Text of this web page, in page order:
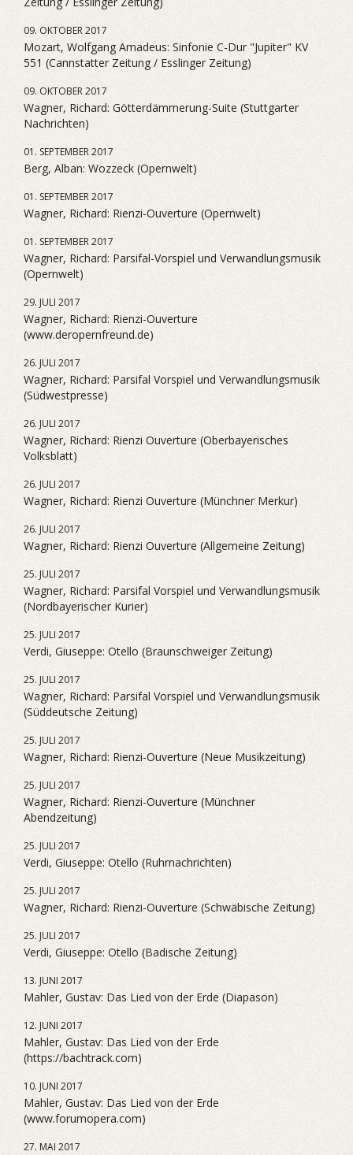
09. OKTOBER 2017
Mozart, Wolfgang Amadeus: Sinfonie C-Dur "Jupiter" KV
551 (Cannstatter Zeitung / Esslinger Zeitung)
09. OKTOBER 2017
Wagner, Richard: Götterdämmerung-Suite (Stuttgarter
Nachrichten)
01. SEPTEMBER 2017
Berg, Alban: Wozzeck (Opernwelt)
01. SEPTEMBER 2017
Wagner, Richard: Rienzi-Ouverture (Opernwelt)
01. SEPTEMBER 2017
Wagner, Richard: Parsifal-Vorspiel und Verwandlungsmusik
(Opernwelt)
29. JULI 2017
Wagner, Richard: Rienzi-Ouverture
(www.deropernfreund.de)
26. JULI 2017
Wagner, Richard: Parsifal Vorspiel und Verwandlungsmusik
(Südwestpresse)
26. JULI 2017
Wagner, Richard: Rienzi Ouverture (Oberbayerisches
Volksblatt)
26. JULI 2017
Wagner, Richard: Rienzi Ouverture (Münchner Merkur)
26. JULI 2017
Wagner, Richard: Rienzi Ouverture (Allgemeine Zeitung)
25. JULI 2017
Wagner, Richard: Parsifal Vorspiel und Verwandlungsmusik
(Nordbayerischer Kurier)
25. JULI 2017
Verdi, Giuseppe: Otello (Braunschweiger Zeitung)
25. JULI 2017
Wagner, Richard: Parsifal Vorspiel und Verwandlungsmusik
(Süddeutsche Zeitung)
25. JULI 2017
Wagner, Richard: Rienzi-Ouverture (Neue Musikzeitung)
25. JULI 2017
Wagner, Richard: Rienzi-Ouverture (Münchner
Abendzeitung)
25. JULI 2017
Verdi, Giuseppe: Otello (Ruhrnachrichten)
25. JULI 2017
Wagner, Richard: Rienzi-Ouverture (Schwäbische Zeitung)
25. JULI 2017
Verdi, Giuseppe: Otello (Badische Zeitung)
13. JUNI 2017
Mahler, Gustav: Das Lied von der Erde (Diapason)
12. JUNI 2017
Mahler, Gustav: Das Lied von der Erde
(https://bachtrack.com)
10. JUNI 2017
Mahler, Gustav: Das Lied von der Erde
(www.forumopera.com)
27. MAI 2017